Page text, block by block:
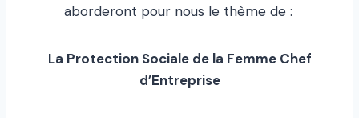
aborderont pour nous le thème de :
La Protection Sociale de la Femme Chef
d’Entreprise